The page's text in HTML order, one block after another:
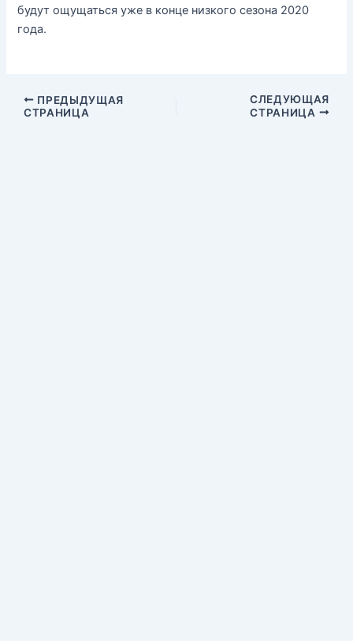
будут ощущаться уже в конце низкого сезона 2020
года.
ПРЕДЫДУЩАЯ
СТРАНИЦА
СЛЕДУЮЩАЯ
СТРАНИЦА